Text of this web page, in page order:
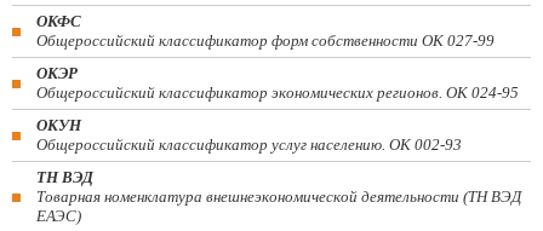
ОКФС
Общероссийский классификатор форм собственности ОК 027-99
ОКЭР
Общероссийский классификатор экономических регионов. ОК 024-95
ОКУН
Общероссийский классификатор услуг населению. ОК 002-93
ТН ВЭД
Товарная номенклатура внешнеэкономической деятельности (ТН ВЭД
ЕАЭС)